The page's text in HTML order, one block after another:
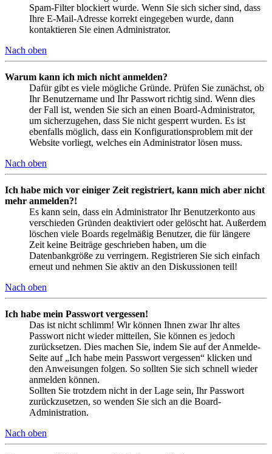
Spam-Filter blockiert wurde. Wenn Sie sich sicher sind, dass
Ihre E-Mail-Adresse korrekt eingegeben wurde, dann
kontaktieren Sie einen Administrator.
Nach oben
Warum kann ich mich nicht anmelden?
Dafür gibt es viele mögliche Gründe. Prüfen Sie zunächst, ob
Ihr Benutzername und Ihr Passwort richtig sind. Wenn dies
der Fall ist, wenden Sie sich an einen Board-Administrator,
um sicherzugehen, dass Sie nicht gesperrt wurden. Es ist
ebenfalls möglich, dass ein Konfigurationsproblem mit der
Website vorliegt, welches ein Administrator lösen muss.
Nach oben
Ich habe mich vor einiger Zeit registriert, kann mich aber nicht
mehr anmelden?!
Es kann sein, dass ein Administrator Ihr Benutzerkonto aus
verschieden Gründen deaktiviert oder gelöscht hat. Außerdem
löschen viele Boards regelmäßig Benutzer, die für längere
Zeit keine Beiträge geschrieben haben, um die
Datenbankgröße zu verringern. Registrieren Sie sich einfach
erneut und nehmen Sie aktiv an den Diskussionen teil!
Nach oben
Ich habe mein Passwort vergessen!
Das ist nicht schlimm! Wir können Ihnen zwar Ihr altes
Passwort nicht wieder mitteilen, Sie können es jedoch
zurücksetzen. Dies machen Sie, indem Sie auf der Anmelde-
Seite auf „Ich habe mein Passwort vergessen“ klicken und
den Anweisungen folgen. So sollten Sie sich schnell wieder
anmelden können.
Sollten Sie trotzdem nicht in der Lage sein, Ihr Passwort
zurückzusetzen, so wenden Sie sich an die Board-
Administration.
Nach oben